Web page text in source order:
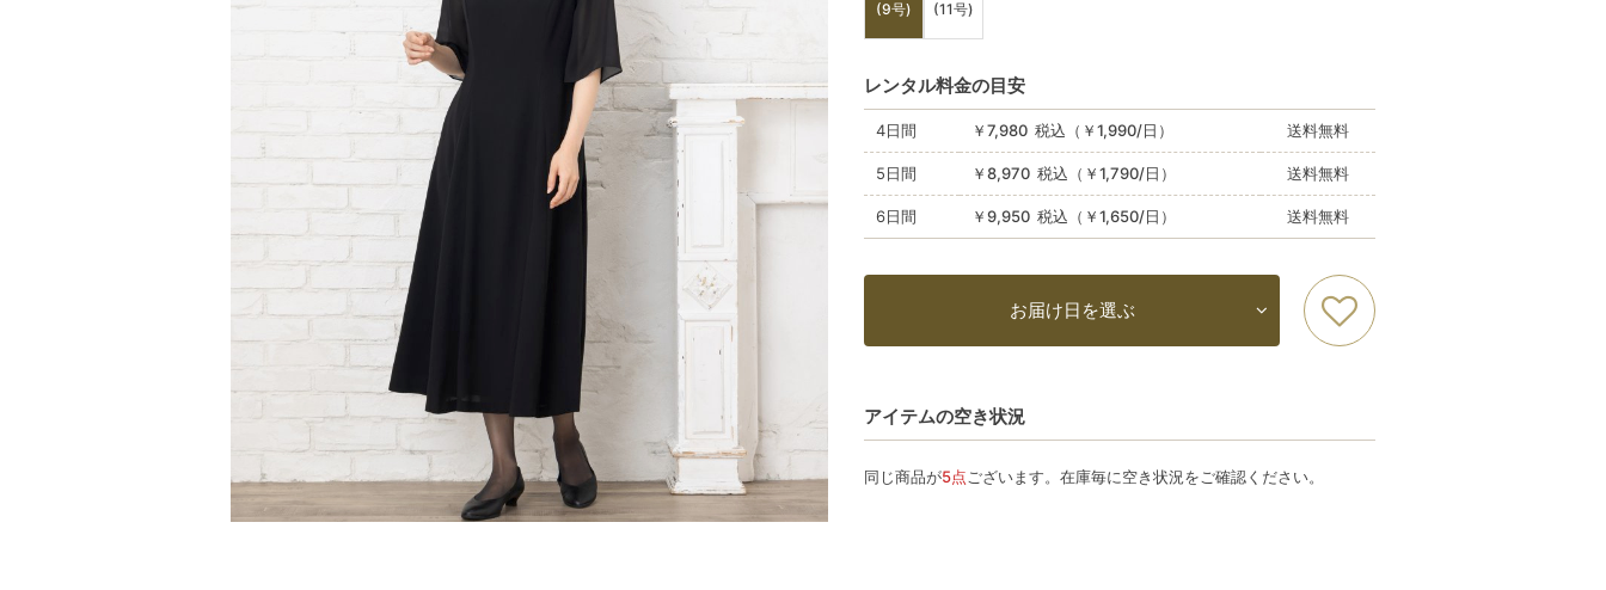
(9号)
(11号)
レンタル料金の目安
4日間 ￥7,980 税込（￥1,990/日） 送料無料
5日間 ￥8,970 税込（￥1,790/日） 送料無料
6日間 ￥9,950 税込（￥1,650/日） 送料無料
お届け日を選ぶ
アイテムの空き状況
同じ商品が5点 ございます。在庫毎に空き状況をご確認ください。